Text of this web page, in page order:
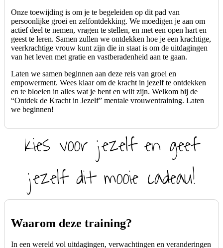
Onze toewijding is om je te begeleiden op dit pad van
persoonlijke groei en zelfontdekking. We moedigen je aan om
actief deel te nemen, vragen te stellen, en met een open hart en
geest te leren. Samen zullen we ontdekken hoe je een krachtige,
veerkrachtige vrouw kunt zijn die in staat is om de uitdagingen
van het leven met gratie en vastberadenheid aan te gaan.
Laten we samen beginnen aan deze reis van groei en
empowerment. Wees klaar om de kracht in jezelf te ontdekken
en te bloeien in alles wat je bent en wilt zijn. Welkom bij de
“Ontdek de Kracht in Jezelf” mentale vrouwentraining. Laten
we beginnen!
Kies voor jezelf en geef
jezelf dit mooie cadeau!
Waarom deze training?
In een wereld vol uitdagingen, verwachtingen en veranderingen